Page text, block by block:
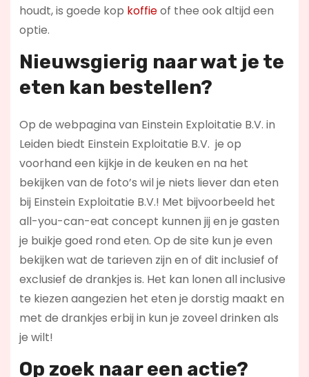
houdt, is goede kop koffieof thee ook altijd een
optie.
Nieuwsgierig naar wat je te
eten kan bestellen?
Op de webpagina van Einstein Exploitatie B.V. in
Leiden biedt Einstein Exploitatie B.V. je op
voorhand een kijkje in de keuken en na het
bekijken van de foto’s wil je niets liever dan eten
bij Einstein Exploitatie B.V.! Met bijvoorbeeld het
all-you-can-eat concept kunnen jij en je gasten
je buikje goed rond eten. Op de site kun je even
bekijken wat de tarieven zijn en of dit inclusief of
exclusief de drankjes is. Het kan lonen all inclusive
te kiezen aangezien het eten je dorstig maakt en
met de drankjes erbij in kun je zoveel drinken als
je wilt!
Op zoek naar een actie?